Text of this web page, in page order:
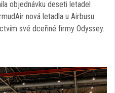
objednávku deseti letadel
nová letadla u Airbusu
své dceřiné firmy Odyssey.